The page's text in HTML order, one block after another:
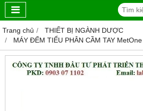
Trang chủ
THIẾT BỊ NGÀNH DƯỢC
MÁY ĐẾM TIỂU PHÂN CẦM TAY